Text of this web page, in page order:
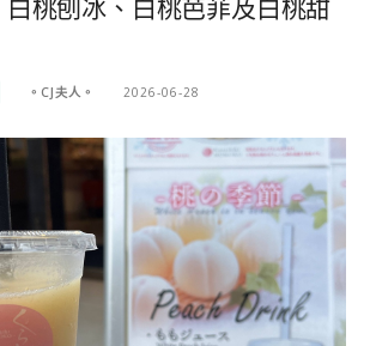
桃刨冰、白桃芭菲及白桃甜
。CJ夫人。 2026-06-28